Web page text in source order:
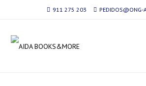
911 275 203 PEDIDOS@ONG-